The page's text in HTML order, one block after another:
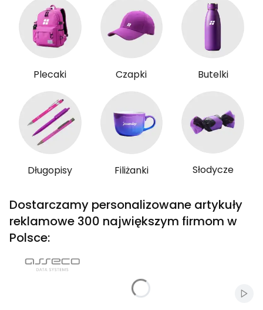
Plecaki Czapki Butelki
Długopisy Filiżanki Słodycze
Dostarczamy personalizowane artykuły
reklamowe 300 największym firmom w
Polsce: